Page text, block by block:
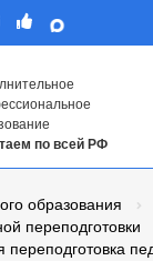
по всей РФ
образования
переподготовки